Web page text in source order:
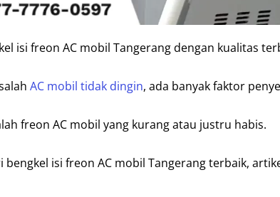
isi freon AC mobil Tangerang dengan kualitas
AC mobil tidak dingin, ada banyak faktor
freon AC mobil yang kurang atau justru habis.
isi freon AC mobil Tangerang terbaik,